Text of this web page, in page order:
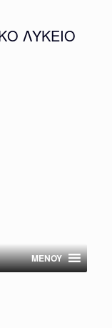
ΛΥΚΕΙΟ
MENOY